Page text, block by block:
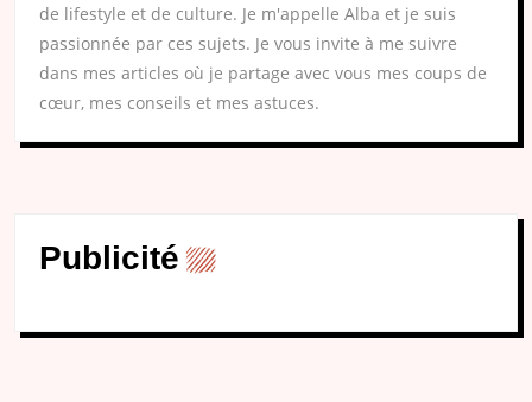
de lifestyle et de culture. Je m'appelle Alba et je suis
passionnée par ces sujets. Je vous invite à me suivre
dans mes articles où je partage avec vous mes coups de
cœur, mes conseils et mes astuces.
Publicité